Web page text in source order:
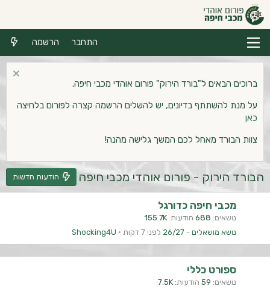
התחבר הרשמה
ברוכים הבאים ל"בורד הירוק" פורום אוהדי מכבי חיפה.
על מנת להשתתף בדיונים, יש להשלים הרשמה קצרה לפורום בלחיצה
כאן
צוות הבורד מאחל לכם המשך גלישה מהנה!
הבורד הירוק - פורום אוהדי מכבי חיפה הודעות חדשות
מכבי חיפה כדורגל
נושאים 688 הודעות 155.7K
נושא מושאלים - 26/27
לפני 7 דקות Shocking4U
ספורט כללי
נושאים 59 הודעות 7.5K